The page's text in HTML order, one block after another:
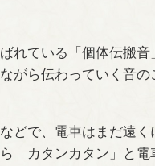
れている「個体伝搬音
がら伝わっていく音の
どで、電車はまだ遠く
「カタンカタン」と電